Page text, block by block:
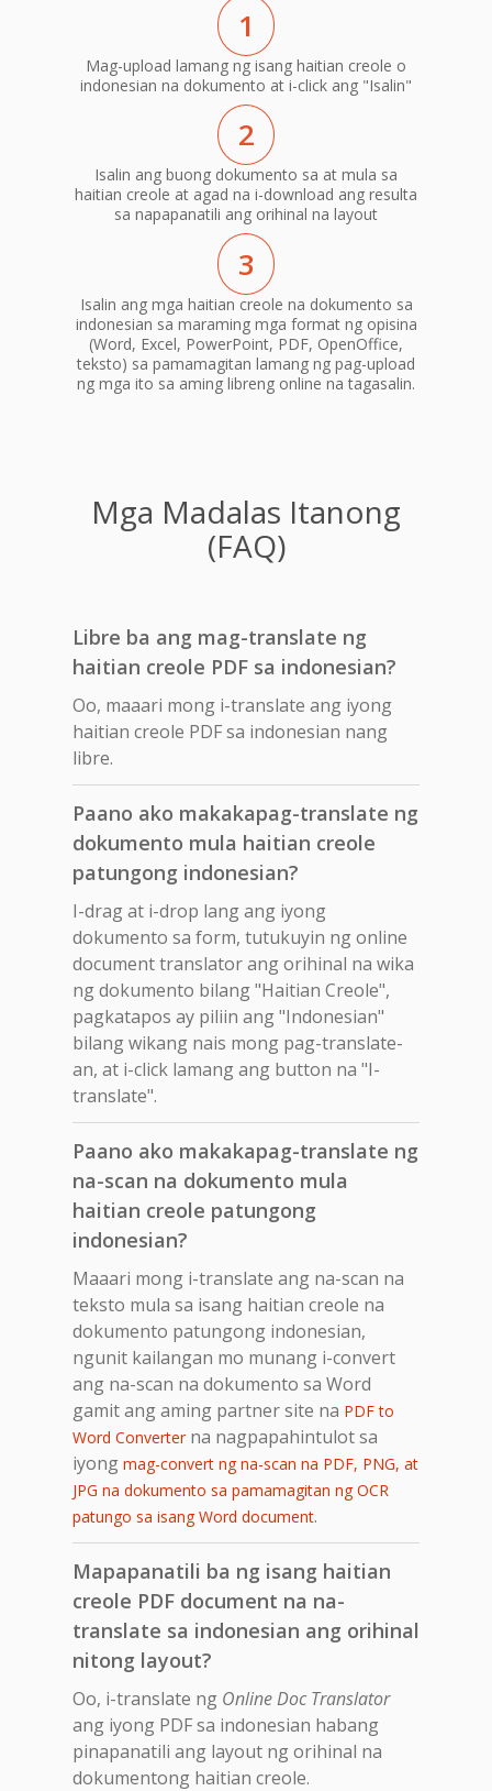
1
Mag-upload lamang ng isang haitian creole o
indonesian na dokumento at i-click ang "Isalin"
2
Isalin ang buong dokumento sa at mula sa
haitian creole at agad na i-download ang resulta
sa napapanatili ang orihinal na layout
3
Isalin ang mga haitian creole na dokumento sa
indonesian sa maraming mga format ng opisina
(Word, Excel, PowerPoint, PDF, OpenOffice,
teksto) sa pamamagitan lamang ng pag-upload
ng mga ito sa aming libreng online na tagasalin.
Mga Madalas Itanong
(FAQ)
Libre ba ang mag-translate ng
haitian creole PDF sa indonesian?
Oo, maaari mong i-translate ang iyong
haitian creole PDF sa indonesian nang
libre.
Paano ako makakapag-translate ng
dokumento mula haitian creole
patungong indonesian?
I-drag at i-drop lang ang iyong
dokumento sa form, tutukuyin ng online
document translator ang orihinal na wika
ng dokumento bilang "Haitian Creole",
pagkatapos ay piliin ang "Indonesian"
bilang wikang nais mong pag-translate-
an, at i-click lamang ang button na "I-
translate".
Paano ako makakapag-translate ng
na-scan na dokumento mula
haitian creole patungong
indonesian?
Maaari mong i-translate ang na-scan na
teksto mula sa isang haitian creole na
dokumento patungong indonesian,
ngunit kailangan mo munang i-convert
ang na-scan na dokumento sa Word
gamit ang aming partner site na PDF to
Word Converterna nagpapahintulot sa
iyong mag-convert ng na-scan na PDF, PNG, at
JPG na dokumento sa pamamagitan ng OCR
patungo sa isang Word document.
Mapapanatili ba ng isang haitian
creole PDF document na na-
translate sa indonesian ang orihinal
nitong layout?
Oo, i-translate ng Online Doc Translator
ang iyong PDF sa indonesian habang
pinapanatili ang layout ng orihinal na
dokumentong haitian creole.